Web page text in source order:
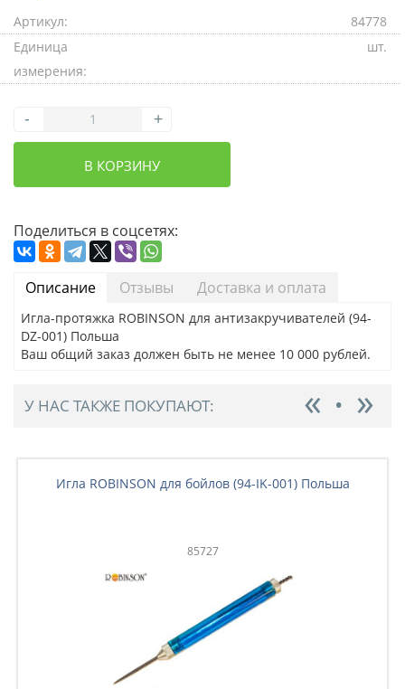
Артикул:
84778
Единица
измерения:
шт.
- +
В КОРЗИНУ
Поделиться в соцсетях:
Описание Отзывы Доставка и оплата
Игла-протяжка ROBINSON для антизакручивателей (94-
DZ-001) Польша
Ваш общий заказ должен быть не менее 10 000 рублей.
У НАС ТАКЖЕ ПОКУПАЮТ:
Игла ROBINSON для бойлов (94-IK-001) Польша
85727